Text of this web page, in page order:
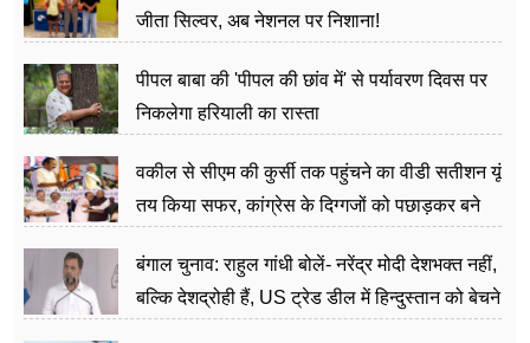
जीता सिल्वर, अब नेशनल पर निशाना!
पीपल बाबा की 'पीपल की छांव में' से पर्यावरण दिवस पर
निकलेगा हरियाली का रास्ता
वकील से सीएम की कुर्सी तक पहुंचने का वीडी सतीशन यूं
तय किया सफर, कांग्रेस के दिग्गजों को पछाड़कर बने
बंगाल चुनाव: राहुल गांधी बोलें- नरेंद्र मोदी देशभक्त नहीं,
बल्कि देशद्रोही हैं, US ट्रेड डील में हिन्दुस्तान को बेचने